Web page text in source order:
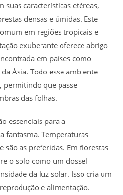
suas características etéreas,
densas e úmidas. Este
em regiões tropicais e
exuberante oferece abrigo
em países como
Ásia. Todo esse ambiente
permitindo que passe
das folhas.
essenciais para a
fantasma. Temperaturas
são as preferidas. Em florestas
o solo como um dossel
da luz solar. Isso cria um
e alimentação.